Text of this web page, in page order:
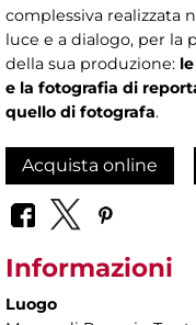
complessiva realizzata
luce e a dialogo, per la
della sua produzione:
e la fotografia di
quello di fotografa.
Acquista online
Informazioni
Luogo